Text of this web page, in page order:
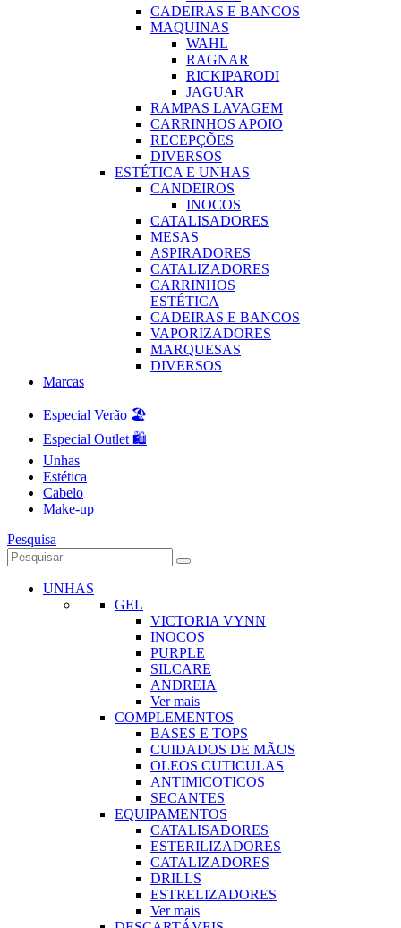
CADEIRAS E BANCOS
MAQUINAS
WAHL
RAGNAR
RICKIPARODI
JAGUAR
RAMPAS LAVAGEM
CARRINHOS APOIO
RECEPÇÕES
DIVERSOS
ESTÉTICA E UNHAS
CANDEIROS
INOCOS
CATALISADORES
MESAS
ASPIRADORES
CATALIZADORES
CARRINHOS
ESTÉTICA
CADEIRAS E BANCOS
VAPORIZADORES
MARQUESAS
DIVERSOS
Marcas
Especial Verão 🏖️
Especial Outlet 🛍️
Unhas
Estética
Cabelo
Make-up
Pesquisa
UNHAS
GEL
VICTORIA VYNN
INOCOS
PURPLE
SILCARE
ANDREIA
Ver mais
COMPLEMENTOS
BASES E TOPS
CUIDADOS DE MÃOS
OLEOS CUTICULAS
ANTIMICOTICOS
SECANTES
EQUIPAMENTOS
CATALISADORES
ESTERILIZADORES
CATALIZADORES
DRILLS
ESTRELIZADORES
Ver mais